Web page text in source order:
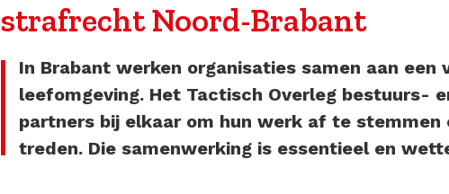
strafrecht Noord-Brabant
In Brabant werken organisaties samen aan een
leefomgeving. Het Tactisch Overleg bestuurs-
partners bij elkaar om hun werk af te stemmen
treden. Die samenwerking is essentieel en